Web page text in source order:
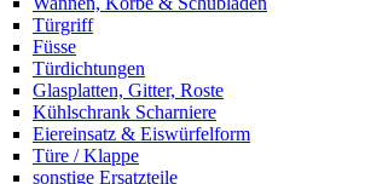
Türgriff
Füsse
Türdichtungen
Glasplatten, Gitter, Roste
Kühlschrank Scharniere
Eiereinsatz & Eiswürfelform
Türe / Klappe
sonstige Ersatzteile